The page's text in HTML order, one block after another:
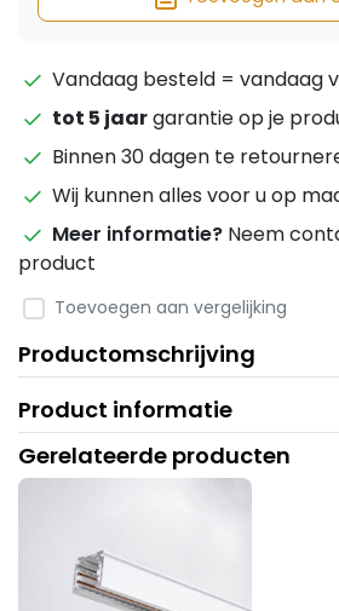
Vandaag besteld = vandaag
tot 5 jaargarantie op je
Binnen 30 dagen te
Wij kunnen alles voor u op
Meer informatie? Neem
product
Toevoegen aan vergelijking
Productomschrijving
Product informatie
Gerelateerde producten